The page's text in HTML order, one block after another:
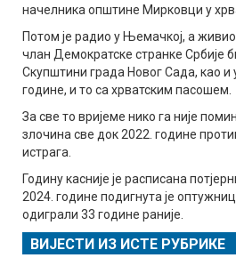
начелника општине Мирковци у
Потом је радио у Њемачкој, а живио
члан Демократске странке Србије
Скупштини града Новог Сада, као и
године, и то са хрватским пасошем.
За све то вријеме нико га није
злочина све док 2022. године
истрага.
Годину касније је расписана
2024. године подигнута је
одиграли 33 године раније.
ВИЈЕСТИ ИЗ ИСТЕ РУБРИКЕ